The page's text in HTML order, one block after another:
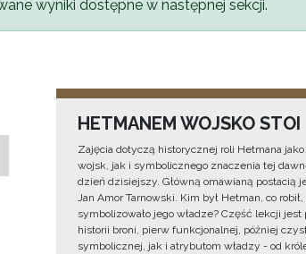
wyniki dostępne w następnej sekcji.
HETMANEM WOJSKO STOI
Zajęcia dotyczą historycznej roli Hetmana
wojsk, jak i symbolicznego znaczenia tej
dzień dzisiejszy. Główną omawianą postacią
Jan Amor Tarnowski. Kim był Hetman, co robił,
symbolizowało jego władze? Część lekcji jest
historii broni, pierw funkcjonalnej, później
symbolicznej, jak i atrybutom władzy - od